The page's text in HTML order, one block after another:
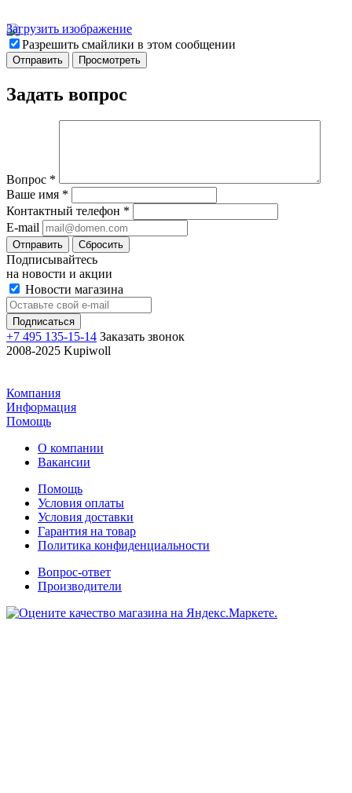
Загрузить изображение
Разрешить смайлики в этом сообщении
Задать вопрос
Вопрос *
Ваше имя *
Контактный телефон *
E-mail
Отправить Сбросить
Подписывайтесь
на новости и акции
Новости магазина
+7 495 135-15-14 Заказать звонок
2008-2025 Kupiwoll
Компания
Информация
Помощь
О компании
Вакансии
Помощь
Условия оплаты
Условия доставки
Гарантия на товар
Политика конфиденциальности
Вопрос-ответ
Производители